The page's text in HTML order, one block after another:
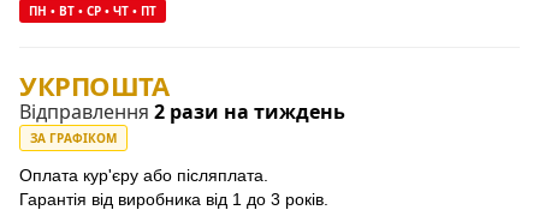
ПН • ВТ • СР • ЧТ • ПТ
УКРПОШТА
Відправлення 2 рази на тиждень
ЗА ГРАФІКОМ
Оплата кур'єру або післяплата.
Гарантія від виробника від 1 до 3 років.